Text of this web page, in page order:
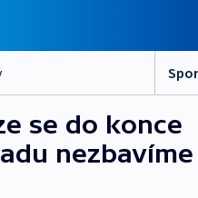
se do konce
nezbavíme